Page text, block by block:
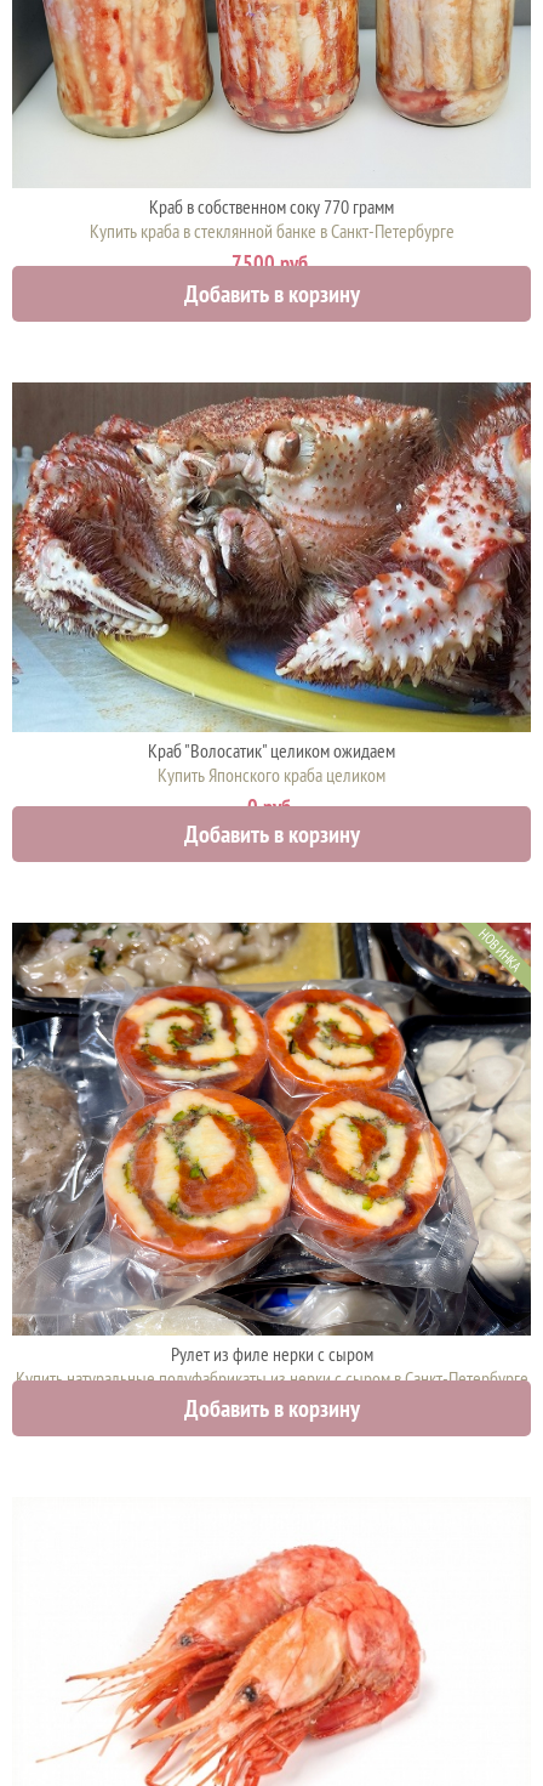
Краб в собственном соку 770 грамм
Купить краба в стеклянной банке в Санкт-Петербурге
7500 руб.
Добавить в корзину
Краб "Волосатик" целиком ожидаем
Купить Японского краба целиком
0 руб.
Добавить в корзину
НОВИНКА
Рулет из филе нерки с сыром
Купить натуральные полуфабрикаты из нерки с сыром в Санкт-Петербурге
2700 руб.
Добавить в корзину